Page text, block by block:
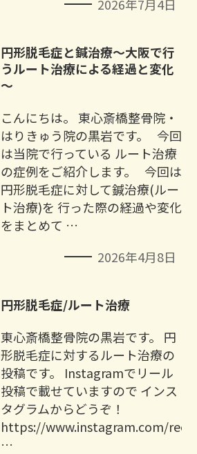
2026年7月4日
円形脱毛症と鍼治療～大阪で行
うルート治療による経過と変化
～
こんにちは。 東心斎橋整骨院・
はりきゅう院の黒岩です。 今回
は当院で行っている ルート治療
の症例をご紹介します。 今回は
円形脱毛症に対して鍼治療(ルー
ト治療)を 行った際の経過や変化
をまとめて …
2026年4月8日
円形脱毛症/ルート治療
東心斎橋整骨院の黒岩です。 円
形脱毛症に対するルート治療の
投稿です。 Instagramでリール
投稿で載せていますので インス
タグラムからどうぞ！
https://www.instagram.com/reel/
…